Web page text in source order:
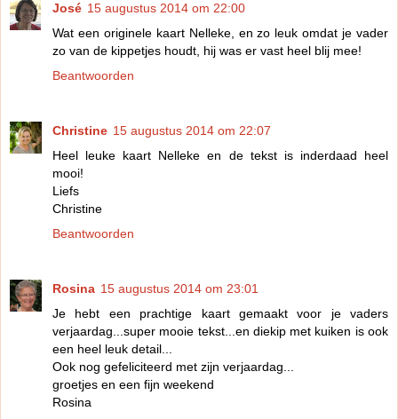
José 15 augustus 2014 om 22:00
Wat een originele kaart Nelleke, en zo leuk omdat je vader
zo van de kippetjes houdt, hij was er vast heel blij mee!
Beantwoorden
Christine 15 augustus 2014 om 22:07
Heel leuke kaart Nelleke en de tekst is inderdaad heel
mooi!
Liefs
Christine
Beantwoorden
Rosina 15 augustus 2014 om 23:01
Je hebt een prachtige kaart gemaakt voor je vaders
verjaardag...super mooie tekst...en diekip met kuiken is ook
een heel leuk detail...
Ook nog gefeliciteerd met zijn verjaardag...
groetjes en een fijn weekend
Rosina